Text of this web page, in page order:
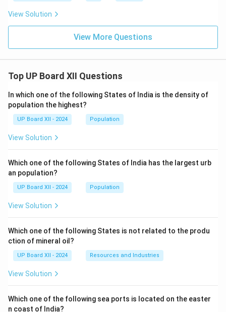
View Solution
View More Questions
Top UP Board XII Questions
In which one of the following States of India is the density of
population the highest?
UP Board XII - 2024 Population
View Solution
Which one of the following States of India has the largest urb
an population?
UP Board XII - 2024 Population
View Solution
Which one of the following States is not related to the produ
ction of mineral oil?
UP Board XII - 2024 Resources and Industries
View Solution
Which one of the following sea ports is located on the easter
n coast of India?